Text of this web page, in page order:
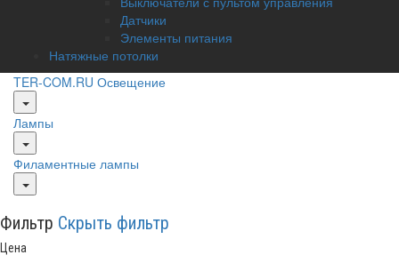
Датчики
Элементы питания
Натяжные потолки
TER-COM.RU Освещение
Лампы
Филаментные лампы
Фильтр Скрыть фильтр
Цена